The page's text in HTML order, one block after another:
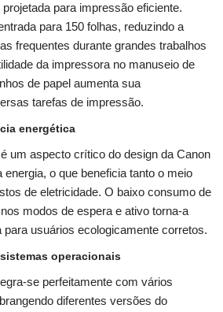
para impressão eficiente.
para 150 folhas, reduzindo a
frequentes durante grandes trabalhos
da impressora no manuseio de
de papel aumenta sua
tarefas de impressão.
energética
um aspecto crítico do design da Canon
o que beneficia tanto o meio
de eletricidade. O baixo consumo de
modos de espera e ativo torna-a
usuários ecologicamente corretos.
operacionais
se perfeitamente com vários
diferentes versões do